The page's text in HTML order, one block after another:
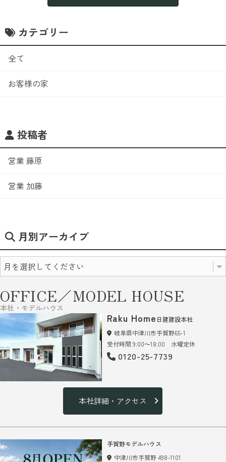
カテゴリー
全て
お客様の家
投稿者
営業 藤原
営業 加藤
月別アーカイブ
OFFICE／MODEL HOUSE
本社・モデルハウス
Raku Home 日建建設本社
岐阜県中津川市手賀野65-1
受付時間 9:00～18:00 水曜定休
0120-25-7739
本社詳細・アクセス
手賀野モデルハウス
中津川市手賀野 498-1101